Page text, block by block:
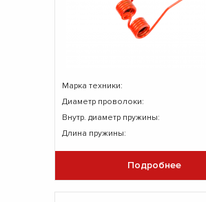
Марка техники:
Диаметр проволоки:
Внутр. диаметр пружины:
Длина пружины:
Подробнее